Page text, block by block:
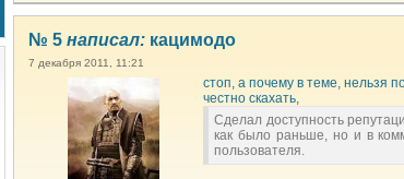
№ 5 написал: кацимодо
7 декабря 2011, 11:21
стоп, а почему в теме, нельзя
честно скахать,
Сделал доступность
как было раньше, но и в
пользователя.